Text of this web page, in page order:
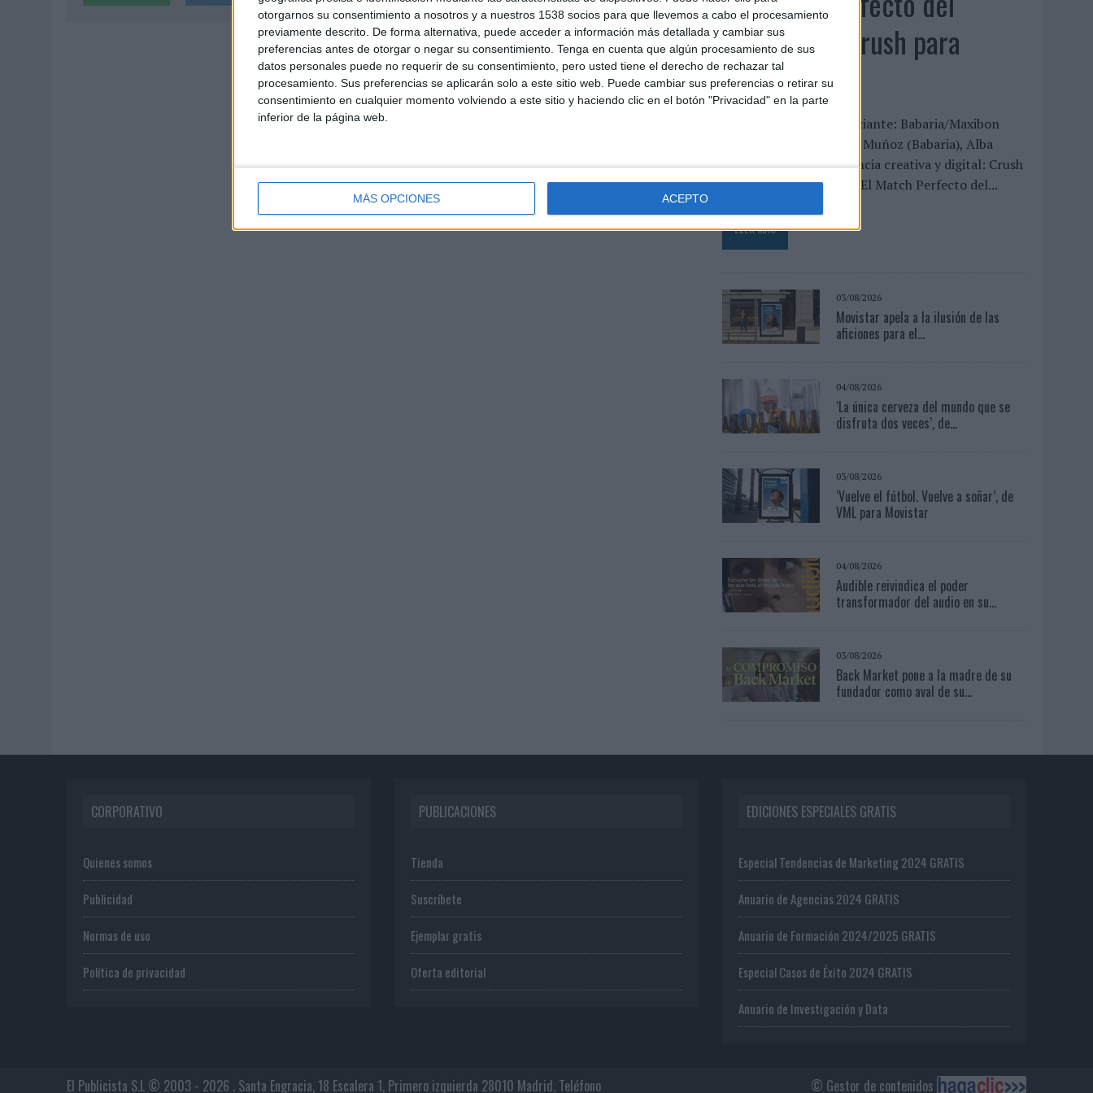
otorgarnos su consentimiento a nosotros y a nuestros 1538 socios para que llevemos a cabo el procesamiento
previamente descrito. De forma alternativa, puede acceder a información más detallada y cambiar sus
preferencias antes de otorgar o negar su consentimiento. Tenga en cuenta que algún procesamiento de sus
datos personales puede no requerir de su consentimiento, pero usted tiene el derecho de rechazar tal
procesamiento. Sus preferencias se aplicarán solo a este sitio web. Puede cambiar sus preferencias o retirar su
consentimiento en cualquier momento volviendo a este sitio y haciendo clic en el botón "Privacidad" en la parte
inferior de la página web.
MÁS OPCIONES ACEPTO
Verano’, de Crush para
Maxibon
FICHA TÉCNICA Anunciante: Babaria/Maxibon
Contacto cliente: Silvia Muñoz (Babaria), Alba
Rodrigo (Maxibon) Agencia creativa y digital: Crush
Título de la campaña: “El Match Perfecto del...
LEER MÁS
03/08/2026
Movistar apela a la ilusión de las
aficiones para el...
04/08/2026
‘La única cerveza del mundo que se
disfruta dos veces’, de...
03/08/2026
‘Vuelve el fútbol. Vuelve a soñar’, de
VML para Movistar
04/08/2026
Audible reivindica el poder
transformador del audio en su...
03/08/2026
Back Market pone a la madre de su
fundador como aval de su...
CORPORATIVO
Quienes somos
Publicidad
Normas de uso
Política de privacidad
PUBLICACIONES
Tienda
Suscríbete
Ejemplar gratis
Oferta editorial
EDICIONES ESPECIALES GRATIS
Especial Tendencias de Marketing 2024 GRATIS
Anuario de Agencias 2024 GRATIS
Anuario de Formación 2024/2025 GRATIS
Especial Casos de Éxito 2024 GRATIS
Anuario de Investigación y Data
© Gestor de contenidos
El Publicista S.L © 2003 - 2026 . Santa Engracia, 18 Escalera 1, Primero izquierda 28010 Madrid. Teléfono